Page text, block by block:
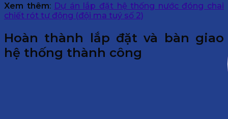
Xem thêm: Dự án lắp đặt hệ thống nước đóng chai
chiết rót tự động (đội ma tuý số 2)
Hoàn thành lắp đặt và bàn giao
hệ thống thành công